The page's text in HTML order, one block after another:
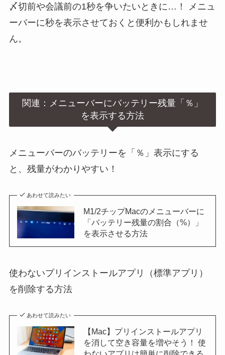
〆切前や会議前の1秒を争いたいときに…！ メニュ
ーバーに秒を表示させておくと便利かもしれませ
ん。
関連：メニューバーにバッテリー残量「％」
を表示する方法
メニューバーのバッテリーを「％」表示にする
と、残量がわかりやすい！
あわせて読みたい
M1/2チップMacのメニューバーに
「バッテリー残量の割合（%）」
を表示させる方法
使わないプリインストールアプリ（標準アプリ）
を削除する方法
あわせて読みたい
【Mac】プリインストールアプリ
を消して空き容量を増やそう！ 使